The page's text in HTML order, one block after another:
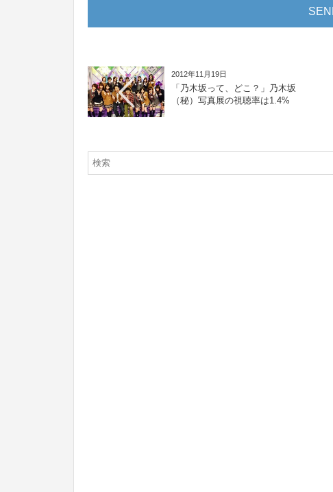
2012年11月19日
「乃木坂って、どこ？」乃木坂
（秘）写真展の視聴率は1.4%